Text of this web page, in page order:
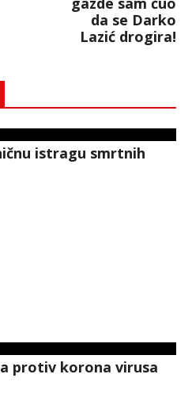
da se Darko
Lazić drogira!
istragu smrtnih
protiv korona virusa